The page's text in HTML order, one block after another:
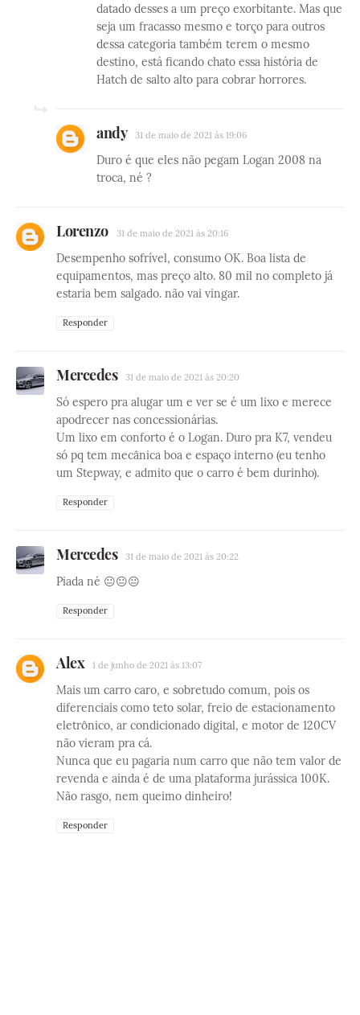
datado desses a um preço exorbitante. Mas que
seja um fracasso mesmo e torço para outros
dessa categoria também terem o mesmo
destino, está ficando chato essa história de
Hatch de salto alto para cobrar horrores.
andy 31 de maio de 2021 às 19:06
Duro é que eles não pegam Logan 2008 na
troca, né ?
Lorenzo 31 de maio de 2021 às 20:16
Desempenho sofrível, consumo OK. Boa lista de
equipamentos, mas preço alto. 80 mil no completo já
estaria bem salgado. não vai vingar.
Responder
Mercedes 31 de maio de 2021 às 20:20
Só espero pra alugar um e ver se é um lixo e merece
apodrecer nas concessionárias.
Um lixo em conforto é o Logan. Duro pra K7, vendeu
só pq tem mecânica boa e espaço interno (eu tenho
um Stepway, e admito que o carro é bem durinho).
Responder
Mercedes 31 de maio de 2021 às 20:22
Piada né 😐😐😐
Responder
Alex 1 de junho de 2021 às 13:07
Mais um carro caro, e sobretudo comum, pois os
diferenciais como teto solar, freio de estacionamento
eletrônico, ar condicionado digital, e motor de 120CV
não vieram pra cá.
Nunca que eu pagaria num carro que não tem valor de
revenda e ainda é de uma plataforma jurássica 100K.
Não rasgo, nem queimo dinheiro!
Responder